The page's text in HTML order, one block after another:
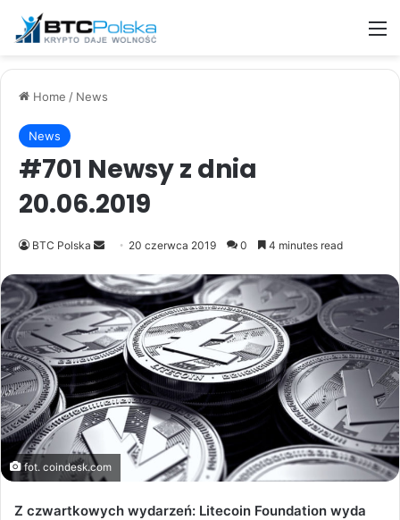
Home / News
News
#701 Newsy z dnia
20.06.2019
BTC Polska
Send
email
20 czerwca 2019 0 4 minutes read
fot. coindesk.com
Z czwartkowych wydarzeń: Litecoin Foundation wyda